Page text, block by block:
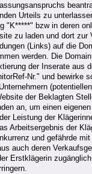
Urteils zu
"K*****" bzw in deren
zu laden und dort
(Links) auf die
werden. Die
der Inserate
Nr." und
der Beklagten
an, um einen
Leistung der
Arbeitsergebnis der
und gefährde
auch deren
Erstklägerin